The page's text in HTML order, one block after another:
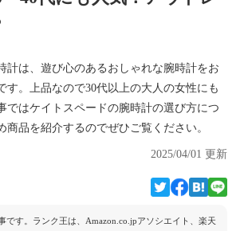
計は、遊び心のあるおしゃれな腕時計をお
す。上品なので30代以上の大人の女性にも
ではケイトスペードの腕時計の選び方につ
商品を紹介するのでぜひご覧ください。
2025/04/01 更新
です。ランク王は、Amazon.co.jpアソシエイト、楽天